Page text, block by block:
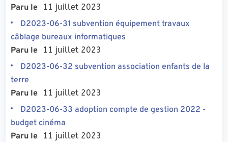
Paru le 11 juillet 2023
D2023-06-31 subvention équipement travaux
câblage bureaux informatiques
Paru le 11 juillet 2023
D2023-06-32 subvention association enfants de la
terre
Paru le 11 juillet 2023
D2023-06-33 adoption compte de gestion 2022 -
budget cinéma
Paru le 11 juillet 2023